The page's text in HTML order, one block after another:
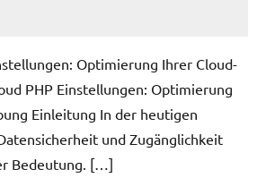
Optimierung Ihrer Cloud-
PHP Einstellungen: Optimierung
Einleitung In der heutigen
und Zugänglichkeit
Bedeutung. […]